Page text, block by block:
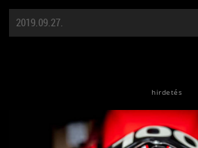
2019.09.27.
Jön még